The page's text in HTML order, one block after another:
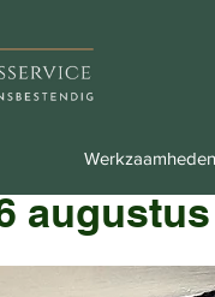
Werkzaamheden